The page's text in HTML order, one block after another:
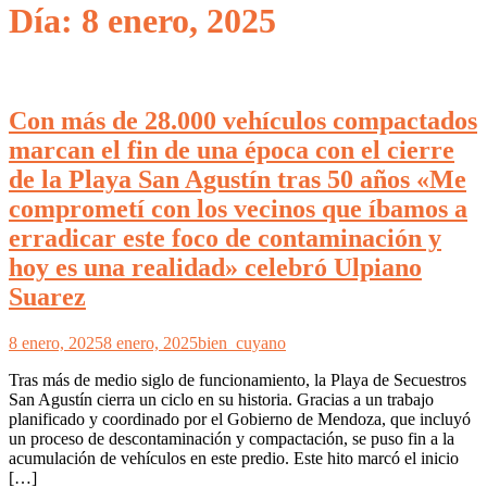
Día: 8 enero, 2025
Con más de 28.000 vehículos compactados
marcan el fin de una época con el cierre
de la Playa San Agustín tras 50 años «Me
comprometí con los vecinos que íbamos a
erradicar este foco de contaminación y
hoy es una realidad» celebró Ulpiano
Suarez
8 enero, 20258 enero, 2025bien_cuyano
Tras más de medio siglo de funcionamiento, la Playa de Secuestros
San Agustín cierra un ciclo en su historia. Gracias a un trabajo
planificado y coordinado por el Gobierno de Mendoza, que incluyó
un proceso de descontaminación y compactación, se puso fin a la
acumulación de vehículos en este predio. Este hito marcó el inicio
[…]